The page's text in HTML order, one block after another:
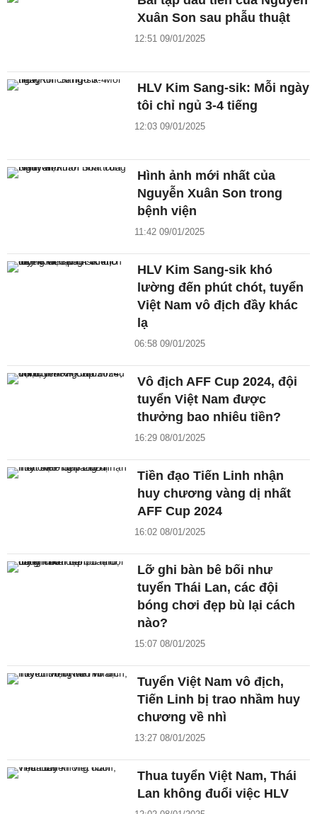
Xuân Son sau phẫu thuật
12:51 09/01/2025
HLV Kim Sang-sik: Mỗi ngày
tôi chỉ ngủ 3-4 tiếng
12:03 09/01/2025
Hình ảnh mới nhất của
Nguyễn Xuân Son trong
bệnh viện
11:42 09/01/2025
HLV Kim Sang-sik khó
lường đến phút chót, tuyển
Việt Nam vô địch đầy khác
lạ
06:58 09/01/2025
Vô địch AFF Cup 2024, đội
tuyển Việt Nam được
thưởng bao nhiêu tiền?
16:29 08/01/2025
Tiền đạo Tiến Linh nhận
huy chương vàng dị nhất
AFF Cup 2024
16:02 08/01/2025
Lỡ ghi bàn bê bối như
tuyển Thái Lan, các đội
bóng chơi đẹp bù lại cách
nào?
15:07 08/01/2025
Tuyển Việt Nam vô địch,
Tiến Linh bị trao nhầm huy
chương về nhì
13:27 08/01/2025
Thua tuyển Việt Nam, Thái
Lan không đuổi việc HLV